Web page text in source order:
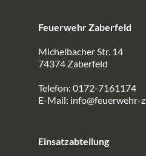
Feuerwehr Zaberfeld
Michelbacher Str. 14
74374 Zaberfeld
Telefon: 0172-7161174
E-Mail: info@feuerwehr-
Einsatzabteilung